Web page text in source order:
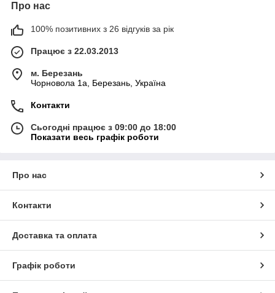
Про нас
100% позитивних з 26 відгуків за рік
Працює з 22.03.2013
м. Березань
Чорновола 1а, Березань, Україна
Контакти
Сьогодні працює з 09:00 до 18:00
Показати весь графік роботи
Про нас
Контакти
Доставка та оплата
Графік роботи